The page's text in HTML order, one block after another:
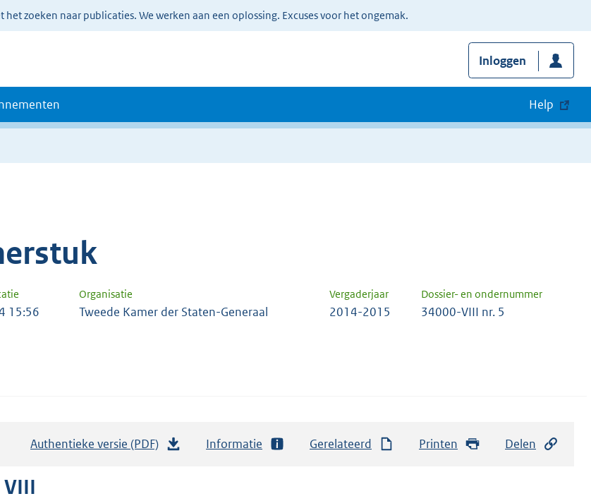
zoeken naar publicaties. We werken aan een oplossing. Excuses voor het ongemak.
Inloggen
Help
Organisatie Vergaderjaar Dossier- en ondernummer
15:56 Tweede Kamer der Staten-Generaal 2014-2015 34000-VIII nr. 5
Authentieke versie (PDF) Informatie Gerelateerd Printen Delen
VIII